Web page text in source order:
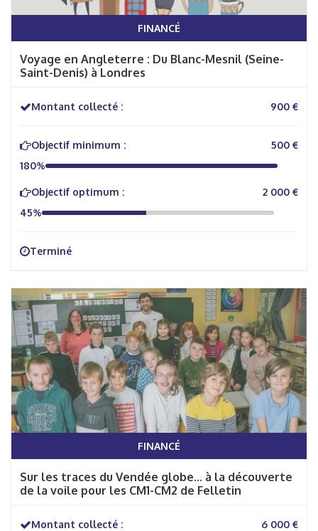
FINANCÉ
Voyage en Angleterre : Du Blanc-Mesnil (Seine-
Saint-Denis) à Londres
Montant collecté : 900 €
Objectif minimum :
500 €
180%
Objectif optimum :
2 000 €
45%
Terminé
FINANCÉ
Sur les traces du Vendée globe... à la découverte
de la voile pour les CM1-CM2 de Felletin
Montant collecté : 6 000 €